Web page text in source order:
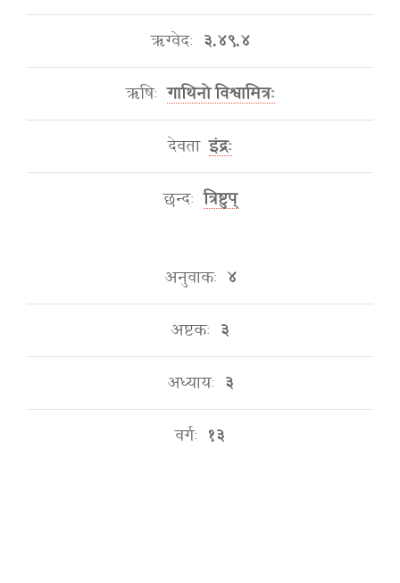
ऋग्वेदः ३.४९.४
ऋषिः गाथिनो विश्वामित्रः
देवता इंद्रः
छन्दः त्रिष्टुप्
अनुवाकः ४
अष्टकः ३
अध्यायः ३
वर्गः १३